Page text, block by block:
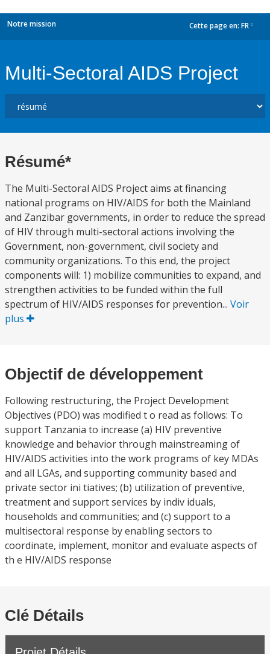
Notre mission Cette page en: FR
Multi-Sectoral AIDS Project
Résumé*
The Multi-Sectoral AIDS Project aims at financing
national programs on HIV/AIDS for both the Mainland
and Zanzibar governments, in order to reduce the spread
of HIV through multi-sectoral actions involving the
Government, non-government, civil society and
community organizations. To this end, the project
components will: 1) mobilize communities to expand, and
strengthen activities to be funded within the full
spectrum of HIV/AIDS responses for prevention... Voir
plus
Objectif de développement
Following restructuring, the Project Development
Objectives (PDO) was modified t o read as follows: To
support Tanzania to increase (a) HIV preventive
knowledge and behavior through mainstreaming of
HIV/AIDS activities into the work programs of key MDAs
and all LGAs, and supporting community based and
private sector ini tiatives; (b) utilization of preventive,
treatment and support services by indiv iduals,
households and communities; and (c) support to a
multisectoral response by enabling sectors to
coordinate, implement, monitor and evaluate aspects of
th e HIV/AIDS response
Clé Détails